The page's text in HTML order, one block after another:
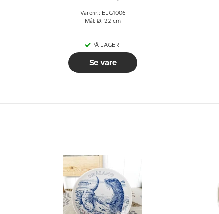
Varenr.: ELG1006
Mål: Ø: 22 cm
PÅ LAGER
Se vare